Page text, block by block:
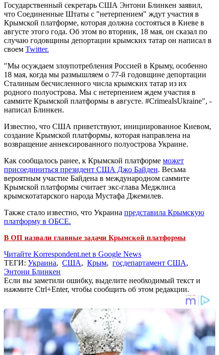
Государственный секретарь США Энтони Блинкен заявил,
что Соединенные Штаты с "нетерпением" ждут участия в
Крымской платформе, которая должна состояться в Киеве в
августе этого года. Об этом во вторник, 18 мая, он сказал по
случаю годовщины депортации крымских татар он написал в
своем Twitter.
"Мы осуждаем злоупотребления Россией в Крыму, особенно
18 мая, когда мы размышляем о 77-й годовщине депортации
Сталиным бесчисленного числа крымских татар из их
родного полуострова. Мы с нетерпением ждем участия в
саммите Крымской платформы в августе. #CrimeaIsUkraine", -
написал Блинкен.
Известно, что США приветствуют, инициированное Киевом,
создание Крымской платформы, которая направлена на
возвращение аннексированного полуострова Украине.
Как сообщалось ранее, к Крымской платформе может
присоединиться президент США Джо Байден. Весьма
вероятным участие Байдена в международном саммите
Крымской платформы считает экс-глава Меджлиса
крымскотатарского народа Мустафа Джемилев.
Также стало известно, что Украина представила Крымскую
платформу в ОБСЕ.
В ОП назвали главные задачи Крымской платформы
Читайте Korrespondent.net в Google News
ТЕГИ: Украина, США, Крым, госдепартамент США,
Энтони Блинкен
Если вы заметили ошибку, выделите необходимый текст и
нажмите Ctrl+Enter, чтобы сообщить об этом редакции.